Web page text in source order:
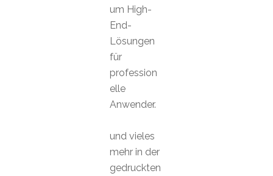
um High-
End-
Lösungen
für
profession
elle
Anwender.
und vieles
mehr in der
gedruckten